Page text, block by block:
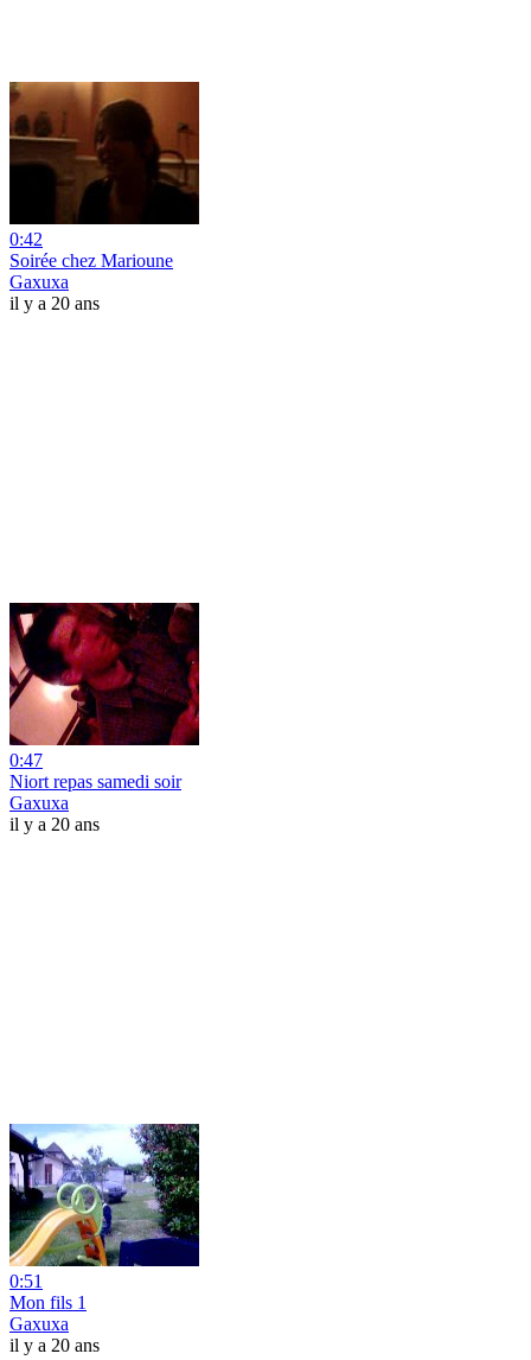
0:42
Soirée chez Marioune
Gaxuxa
il y a 20 ans
0:47
Niort repas samedi soir
Gaxuxa
il y a 20 ans
0:51
Mon fils 1
Gaxuxa
il y a 20 ans